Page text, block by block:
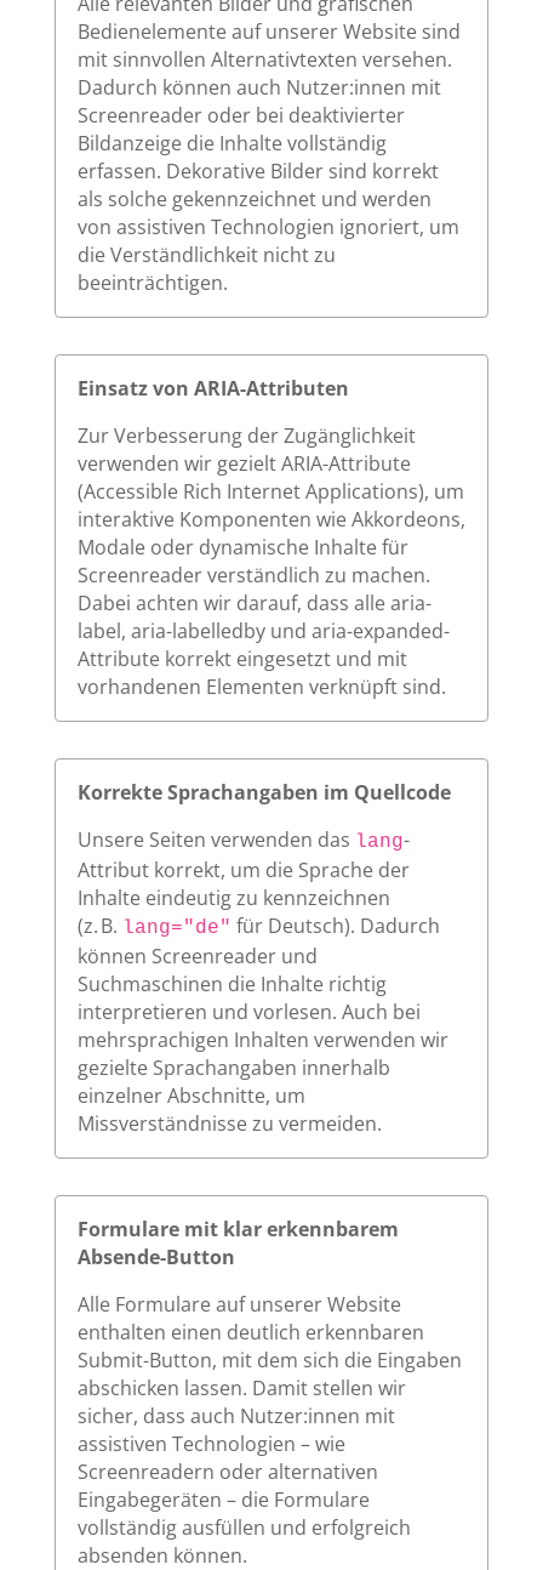
Bedienelemente auf unserer Website sind
mit sinnvollen Alternativtexten versehen.
Dadurch können auch Nutzer:innen mit
Screenreader oder bei deaktivierter
Bildanzeige die Inhalte vollständig
erfassen. Dekorative Bilder sind korrekt
als solche gekennzeichnet und werden
von assistiven Technologien ignoriert, um
die Verständlichkeit nicht zu
beeinträchtigen.
Einsatz von ARIA-Attributen
Zur Verbesserung der Zugänglichkeit
verwenden wir gezielt ARIA-Attribute
(Accessible Rich Internet Applications), um
interaktive Komponenten wie Akkordeons,
Modale oder dynamische Inhalte für
Screenreader verständlich zu machen.
Dabei achten wir darauf, dass alle aria-
label, aria-labelledby und aria-expanded-
Attribute korrekt eingesetzt und mit
vorhandenen Elementen verknüpft sind.
Korrekte Sprachangaben im Quellcode
Unsere Seiten verwenden das lang-
Attribut korrekt, um die Sprache der
Inhalte eindeutig zu kennzeichnen
(z. B. lang="de" für Deutsch). Dadurch
können Screenreader und
Suchmaschinen die Inhalte richtig
interpretieren und vorlesen. Auch bei
mehrsprachigen Inhalten verwenden wir
gezielte Sprachangaben innerhalb
einzelner Abschnitte, um
Missverständnisse zu vermeiden.
Formulare mit klar erkennbarem
Absende-Button
Alle Formulare auf unserer Website
enthalten einen deutlich erkennbaren
Submit-Button, mit dem sich die Eingaben
abschicken lassen. Damit stellen wir
sicher, dass auch Nutzer:innen mit
assistiven Technologien – wie
Screenreadern oder alternativen
Eingabegeräten – die Formulare
vollständig ausfüllen und erfolgreich
absenden können.